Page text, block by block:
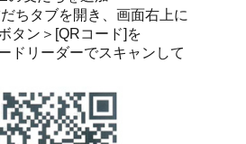
ちタブを開き、画面右上に
タン＞[QRコード]を
ドリーダーでスキャンして